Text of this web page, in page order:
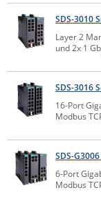
Siretta
SIRIO Antenne
Sunbird
Tactical
TEKTELIC
Teltonika
Unwired
Vision
WATTECO
SDS-3010
Layer 2
und 2x 1
SDS-3016
16-Port
Modbus
SDS-
6-Port
Modbus